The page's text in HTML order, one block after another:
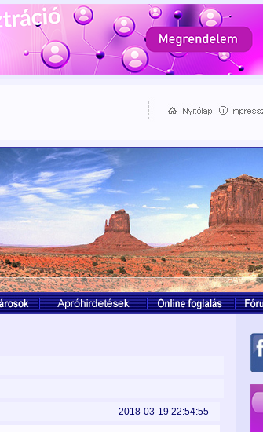
2018-03-19 22:54:55